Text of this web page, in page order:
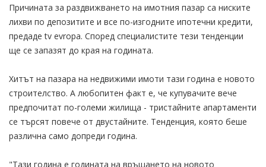
Причината за раздвижването на имотния пазар са ниските
лихви по депозитите и все по-изгодните ипотечни кредити,
предаде tv evropa. Според специалистите тези тенденции
ще се запазят до края на годината.
Хитът на пазара на недвижими имоти тази година е новото
строителство. А любопитен факт е, че купувачите вече
предпочитат по-големи жилища - тристайните апартаменти
се търсят повече от двустайните. Тенденция, която беше
различна само допреди година.
"Тази година е годината на връщането на новото